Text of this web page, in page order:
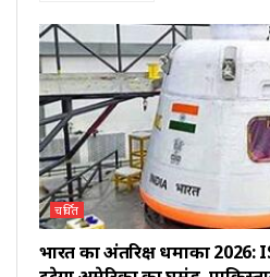
चर्चित
भारत का अंतरिक्ष धमाका